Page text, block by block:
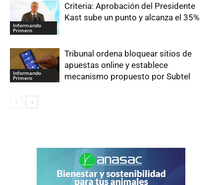
Informando
Primero
Criteria: Aprobación del Presidente
Kast sube un punto y alcanza el 35%
Informando
Primero
Tribunal ordena bloquear sitios de
apuestas online y establece
mecanismo propuesto por Subtel